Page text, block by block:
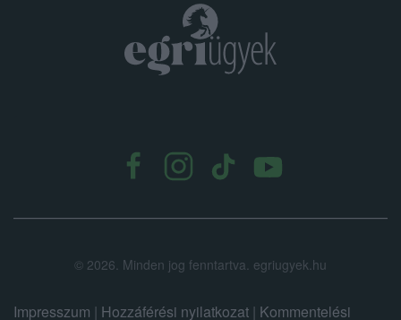
© 2026. Minden jog fenntartva. egriugyek.hu
Impresszum | Hozzáférési nyilatkozat | Kommentelési